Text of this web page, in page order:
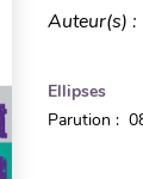
Auteur(s) :
Ellipses
Parution :